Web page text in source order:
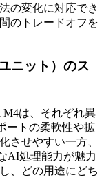
の変化に対応でき
のトレードオフを
ニット）のス
M4は、それぞれ異
ートの柔軟性や拡
させやすい一方、
AI処理能力が魅力
、どの用途にどち